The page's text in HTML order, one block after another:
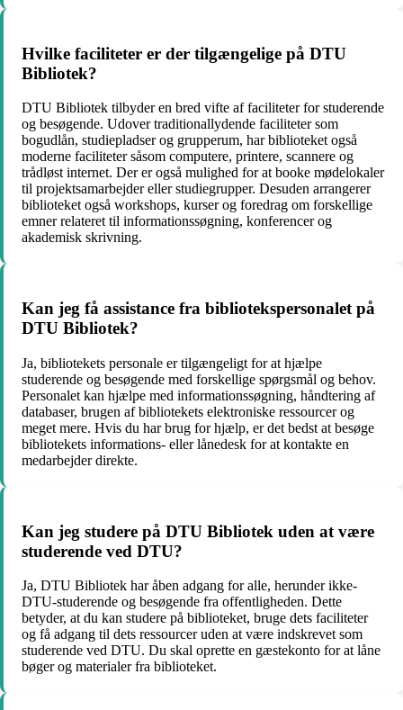
Hvilke faciliteter er der tilgængelige på DTU
Bibliotek?
DTU Bibliotek tilbyder en bred vifte af faciliteter for studerende
og besøgende. Udover traditionallydende faciliteter som
bogudlån, studiepladser og grupperum, har biblioteket også
moderne faciliteter såsom computere, printere, scannere og
trådløst internet. Der er også mulighed for at booke mødelokaler
til projektsamarbejder eller studiegrupper. Desuden arrangerer
biblioteket også workshops, kurser og foredrag om forskellige
emner relateret til informationssøgning, konferencer og
akademisk skrivning.
Kan jeg få assistance fra bibliotekspersonalet på
DTU Bibliotek?
Ja, bibliotekets personale er tilgængeligt for at hjælpe
studerende og besøgende med forskellige spørgsmål og behov.
Personalet kan hjælpe med informationssøgning, håndtering af
databaser, brugen af bibliotekets elektroniske ressourcer og
meget mere. Hvis du har brug for hjælp, er det bedst at besøge
bibliotekets informations- eller lånedesk for at kontakte en
medarbejder direkte.
Kan jeg studere på DTU Bibliotek uden at være
studerende ved DTU?
Ja, DTU Bibliotek har åben adgang for alle, herunder ikke-
DTU-studerende og besøgende fra offentligheden. Dette
betyder, at du kan studere på biblioteket, bruge dets faciliteter
og få adgang til dets ressourcer uden at være indskrevet som
studerende ved DTU. Du skal oprette en gæstekonto for at låne
bøger og materialer fra biblioteket.